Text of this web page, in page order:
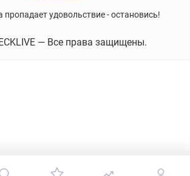
пропадает удовольствие - остановись!
— Все права защищены.